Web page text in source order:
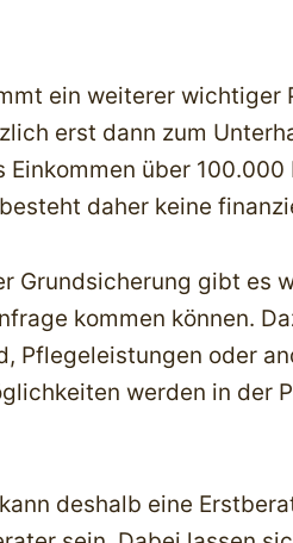
ein weiterer wichtiger
erst dann zum
Einkommen über
daher keine
Grundsicherung gibt es
kommen können.
Pflegeleistungen oder
werden in der
deshalb eine